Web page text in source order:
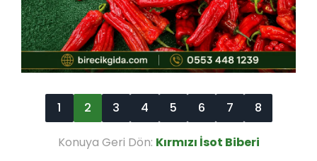
1 2 3 4 5 6 7 8
Konuya Geri Dön: Kırmızı İsot Biberi